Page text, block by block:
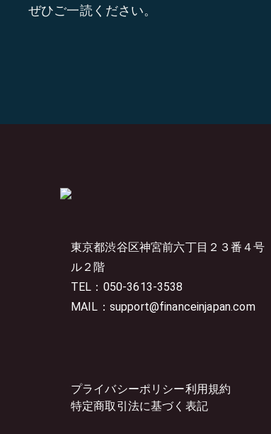
ぜひご一読ください。
東京都渋谷区神宮前六丁目２３番４号
ル２階
TEL：050-3613-3538
MAIL：support@financeinjapan.com
プライバシーポリシー利用規約
特定商取引法に基づく表記